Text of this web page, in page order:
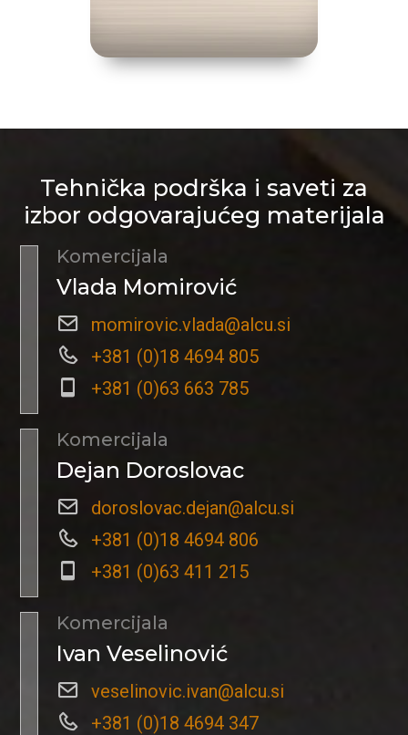
Tehnička podrška i saveti za
izbor odgovarajućeg materijala
Komercijala
Vlada Momirović
momirovic.vlada@alcu.si
+381 (0)18 4694 805
+381 (0)63 663 785
Komercijala
Dejan Doroslovac
doroslovac.dejan@alcu.si
+381 (0)18 4694 806
+381 (0)63 411 215
Komercijala
Ivan Veselinović
veselinovic.ivan@alcu.si
+381 (0)18 4694 347